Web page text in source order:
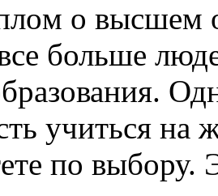
o высшeм
больше
учиться на
по выбору.